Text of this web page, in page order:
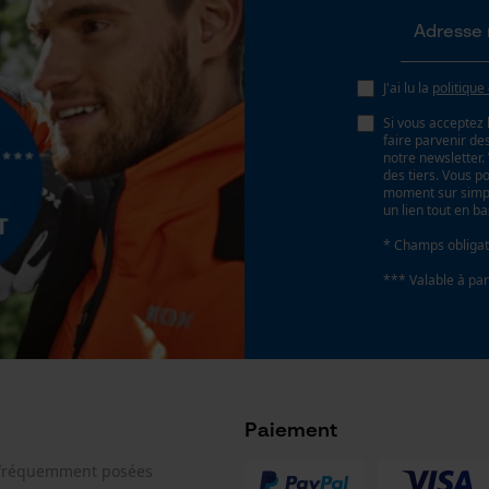
doivent toujours être respectées.
J'ai lu la politique
Si vous
faire parvenir
notre
des tiers. Vous
moment sur
un lien tout en
* Champs
*** Valable à
posées
Paiement
Page d'accueil personnalisée
Géo-IP et détection des utilisateurs
Prise de contact par chat
Cookies marketing
Google Global Site Tag
Tracking